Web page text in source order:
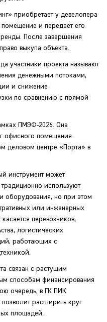
приобретает у девелопера
и передаёт его
После завершения
выкупа объекта.
участники проекта называют
денежными потоками,
и снижение
по сравнению с прямой
ПМЭФ-2026. Она
офисного помещения
деловом центре «Порта» в
инструмент может
используют
оборудования, но при этом
или инженерных
перевозчиков,
логистических
работающих с
связан с растущим
способам финансирования
очередь, в ГК ПИК
расширить круг
площадей.